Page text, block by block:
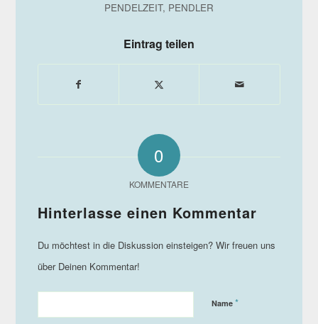
PENDELZEIT, PENDLER
Eintrag teilen
0
KOMMENTARE
Name *